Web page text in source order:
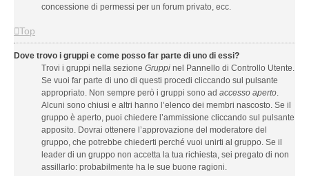
concessione di permessi per un forum privato, ecc.
Top
Dove trovo i gruppi e come posso far parte di uno di essi?
Trovi i gruppi nella sezione Gruppi nel Pannello di Controllo Utente.
Se vuoi far parte di uno di questi procedi cliccando sul pulsante
appropriato. Non sempre però i gruppi sono ad accesso aperto.
Alcuni sono chiusi e altri hanno l’elenco dei membri nascosto. Se il
gruppo è aperto, puoi chiedere l’ammissione cliccando sul pulsante
apposito. Dovrai ottenere l’approvazione del moderatore del
gruppo, che potrebbe chiederti perché vuoi unirti al gruppo. Se il
leader di un gruppo non accetta la tua richiesta, sei pregato di non
assillarlo: probabilmente ha le sue buone ragioni.